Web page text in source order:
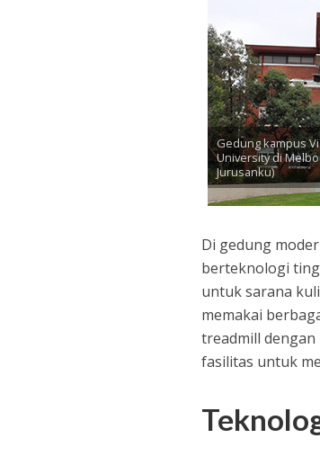
Gedung kampus
University di
Jurusanku)
Di gedung
berteknologi
untuk sarana
memakai
treadmill
fasilitas untuk